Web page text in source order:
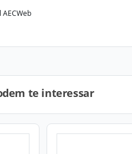
te interessar